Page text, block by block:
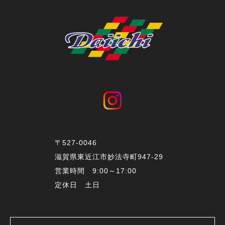
〒527-0046
滋賀県東近江市妙法寺町947-29
営業時間 9:00～17:00
定休日 土日